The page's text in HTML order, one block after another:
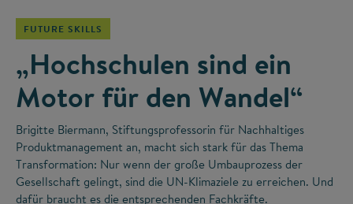
FUTURE SKILLS
„Hochschulen sind ein
Motor für den Wandel“
Brigitte Biermann, Stiftungsprofessorin für Nachhaltiges
Produktmanagement an, macht sich stark für das Thema
Transformation: Nur wenn der große Umbauprozess der
Gesellschaft gelingt, sind die UN-Klimaziele zu erreichen. Und
dafür braucht es die entsprechenden Fachkräfte.